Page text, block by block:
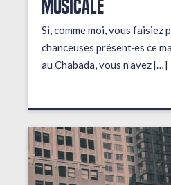
musicale
Si, comme moi, vous faisiez
chanceuses présent·es ce
au Chabada, vous n’avez […]